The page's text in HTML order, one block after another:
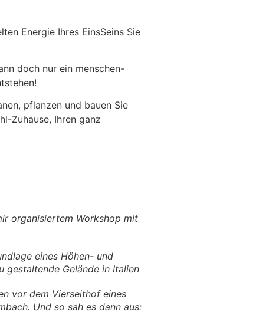
Energie Ihres EinsSeins Sie
doch nur ein menschen-
pflanzen und bauen Sie
Zuhause, Ihren ganz
organisiertem Workshop mit
eines Höhen- und
gestaltende Gelände in Italien
vor dem Vierseithof eines
Und so sah es dann aus: